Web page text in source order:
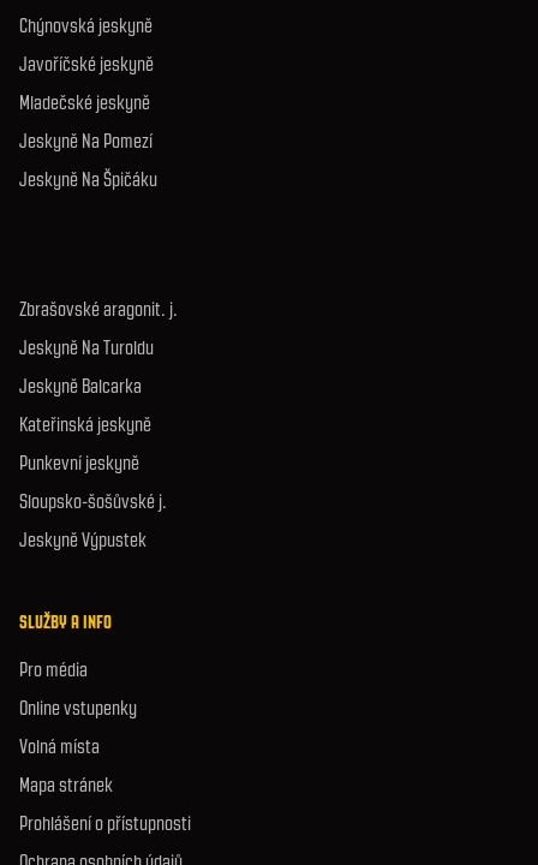
Chýnovská jeskyně
Javoříčské jeskyně
Mladečské jeskyně
Jeskyně Na Pomezí
Jeskyně Na Špičáku
Zbrašovské aragonit. j.
Jeskyně Na Turoldu
Jeskyně Balcarka
Kateřinská jeskyně
Punkevní jeskyně
Sloupsko-šošůvské j.
Jeskyně Výpustek
SLUŽBY A INFO
Pro média
Online vstupenky
Volná místa
Mapa stránek
Prohlášení o přístupnosti